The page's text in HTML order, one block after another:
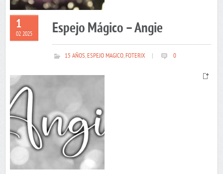
1
02 2025 Espejo Mágico – Angie
15 AÑOS,ESPEJO MAGICO,FOTERIX 0